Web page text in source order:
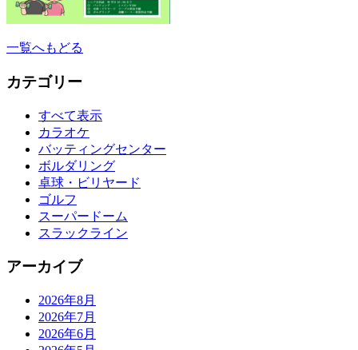
一覧へもどる
カテゴリー
すべて表示
カラオケ
バッティングセンター
ボルダリング
卓球・ビリヤード
ゴルフ
スーパードーム
スラックライン
アーカイブ
2026年8月
2026年7月
2026年6月